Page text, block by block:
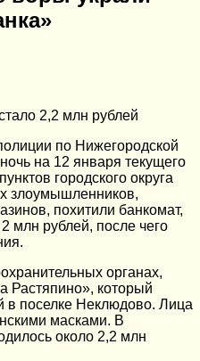
2,2 млн рублей
по Нижегородской
на 12 января текущего
городского округа
злоумышленников,
похитили банкомат,
млн рублей, после чего
органах,
Растяпино», который
в поселке Неклюдово. Лица
масками. В
около 2,2 млн